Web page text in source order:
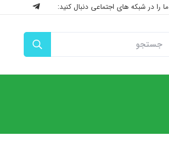
ما را در شبکه های اجتماعی دنبال کنید: